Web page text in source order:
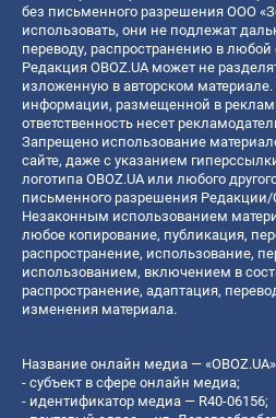
без письменного разрешения ООО
использовать, они не подлежат
переводу, распространению в
Редакция OBOZ.UA может не
изложенную в авторском материале.
информации, размещенной в
ответственность несет
Запрещено использование
сайте, даже с указанием
логотипа OBOZ.UA или любого
письменного разрешения
Незаконным использованием
любое копирование, публикация,
распространение, использование,
использованием, включением в
распространение, адаптация,
изменения материала.
Название онлайн медиа — «OBOZ.UA»
- субъект в сфере онлайн медиа;
- идентификатор медиа — R40-06156;